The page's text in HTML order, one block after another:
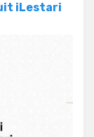
iLestari